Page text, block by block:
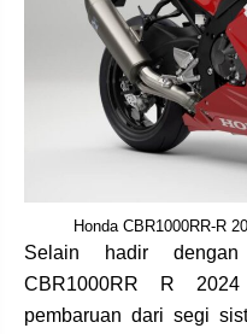
Honda CBR1000RR-R
Selain hadir
CBR1000RR R
pembaruan dari segi